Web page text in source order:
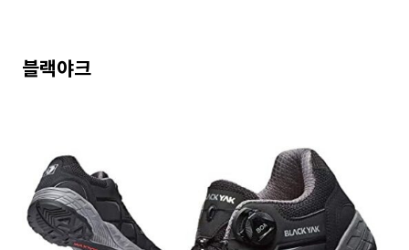
블랙야크